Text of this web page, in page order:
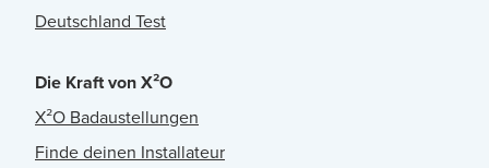
Deutschland Test
Die Kraft von X²O
X²O Badaustellungen
Finde deinen Installateur